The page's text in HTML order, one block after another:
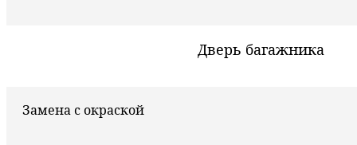
Дверь багажника
Замена с окраской